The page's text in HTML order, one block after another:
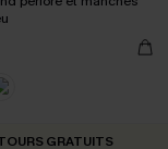
GRATUITS